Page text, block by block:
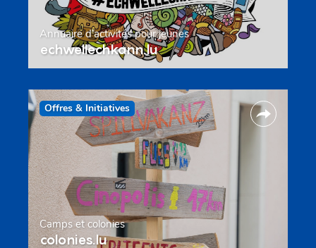
Annuaire d’activités pour jeunes
echwellechkann.lu
Offres & Initiatives
Camps et colonies
colonies.lu